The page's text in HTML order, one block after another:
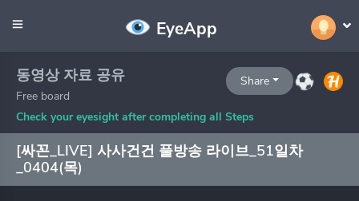
EyeApp
Share
동영상 자료 공유
Free board
Check your eyesight after completing all Steps
[싸꼰_LIVE] 사사건건 풀방송 라이브_51일차
_0404(목)